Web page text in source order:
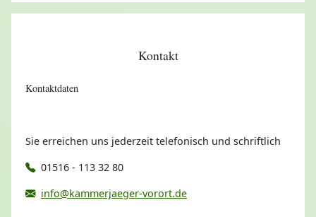
Kontakt
Kontaktdaten
Sie erreichen uns jederzeit telefonisch und schriftlich
01516 - 113 32 80
info@kammerjaeger-vorort.de